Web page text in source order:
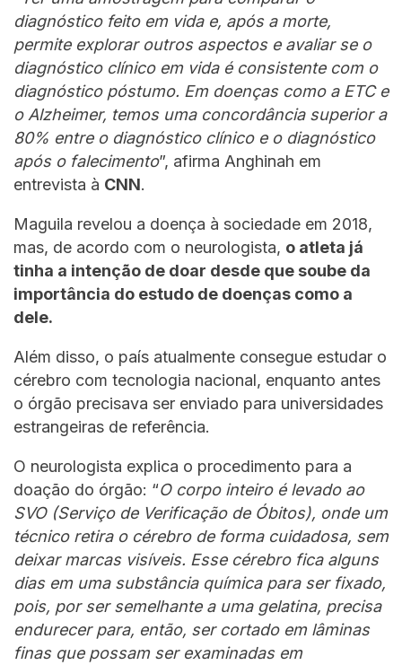
diagnóstico feito em vida e, após a morte,
permite explorar outros aspectos e avaliar se o
diagnóstico clínico em vida é consistente com o
diagnóstico póstumo. Em doenças como a ETC e
o Alzheimer, temos uma concordância superior a
80% entre o diagnóstico clínico e o diagnóstico
após o falecimento”, afirma Anghinah em
entrevista à CNN.
Maguila revelou a doença à sociedade em 2018,
mas, de acordo com o neurologista, o atleta já
tinha a intenção de doar desde que soube da
importância do estudo de doenças como a
dele.
Além disso, o país atualmente consegue estudar o
cérebro com tecnologia nacional, enquanto antes
o órgão precisava ser enviado para universidades
estrangeiras de referência.
O neurologista explica o procedimento para a
doação do órgão: “O corpo inteiro é levado ao
SVO (Serviço de Verificação de Óbitos), onde um
técnico retira o cérebro de forma cuidadosa, sem
deixar marcas visíveis. Esse cérebro fica alguns
dias em uma substância química para ser fixado,
pois, por ser semelhante a uma gelatina, precisa
endurecer para, então, ser cortado em lâminas
finas que possam ser examinadas em